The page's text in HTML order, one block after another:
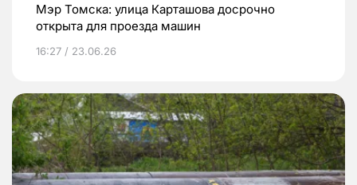
Мэр Томска: улица Карташова досрочно
открыта для проезда машин
16:27 / 23.06.26